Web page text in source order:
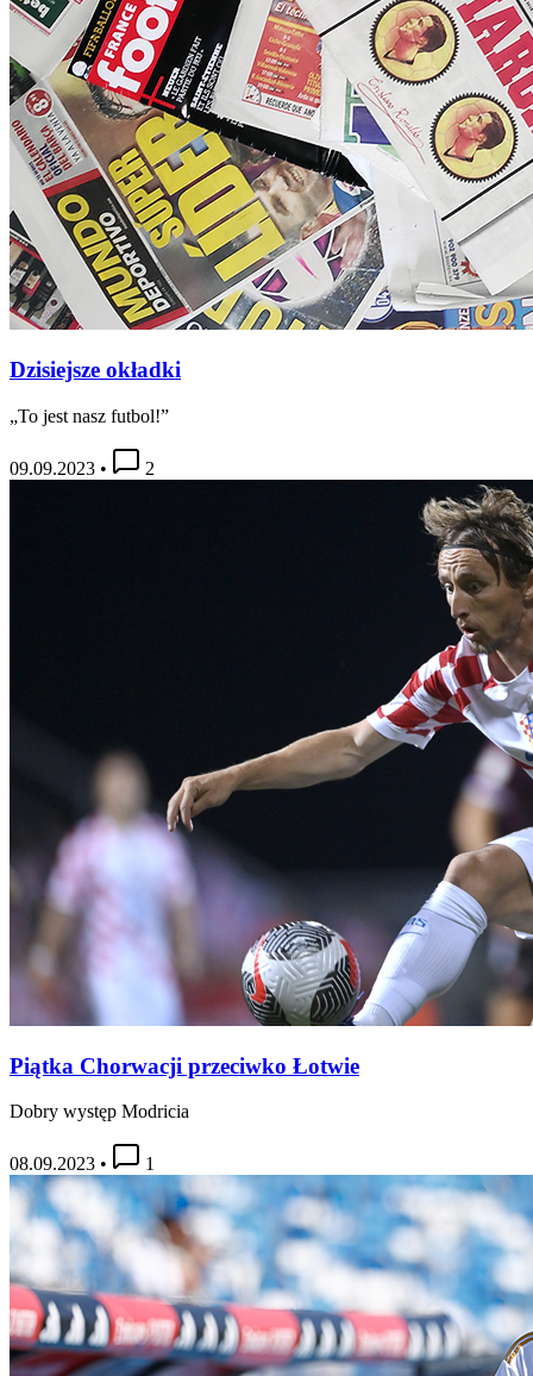
Dzisiejsze okładki
„To jest nasz futbol!”
09.09.2023 • 2
Piątka Chorwacji przeciwko Łotwie
Dobry występ Modricia
08.09.2023 • 1